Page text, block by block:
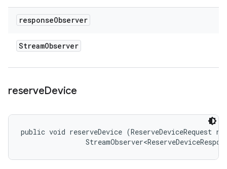
responseObserver
StreamObserver
reserveDevice
public void reserveDevice (ReserveDeviceRequest